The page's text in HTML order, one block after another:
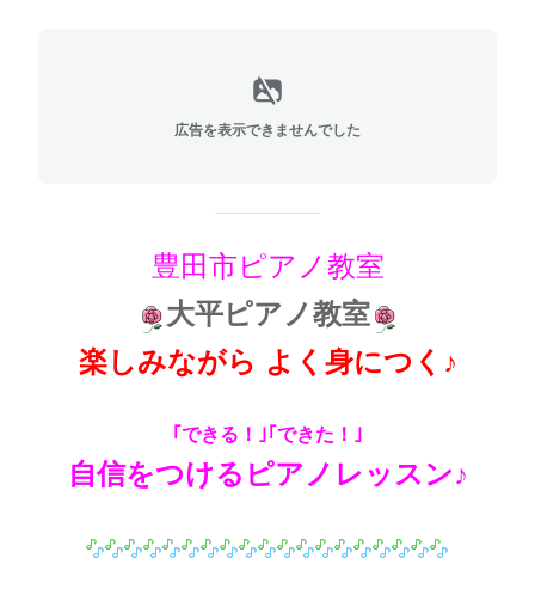
広告を表示できませんでした
豊田市ピアノ教室
大平ピアノ教室
楽しみながら よく身につく♪
｢できる！｣｢できた！｣
自信をつけるピアノレッスン♪